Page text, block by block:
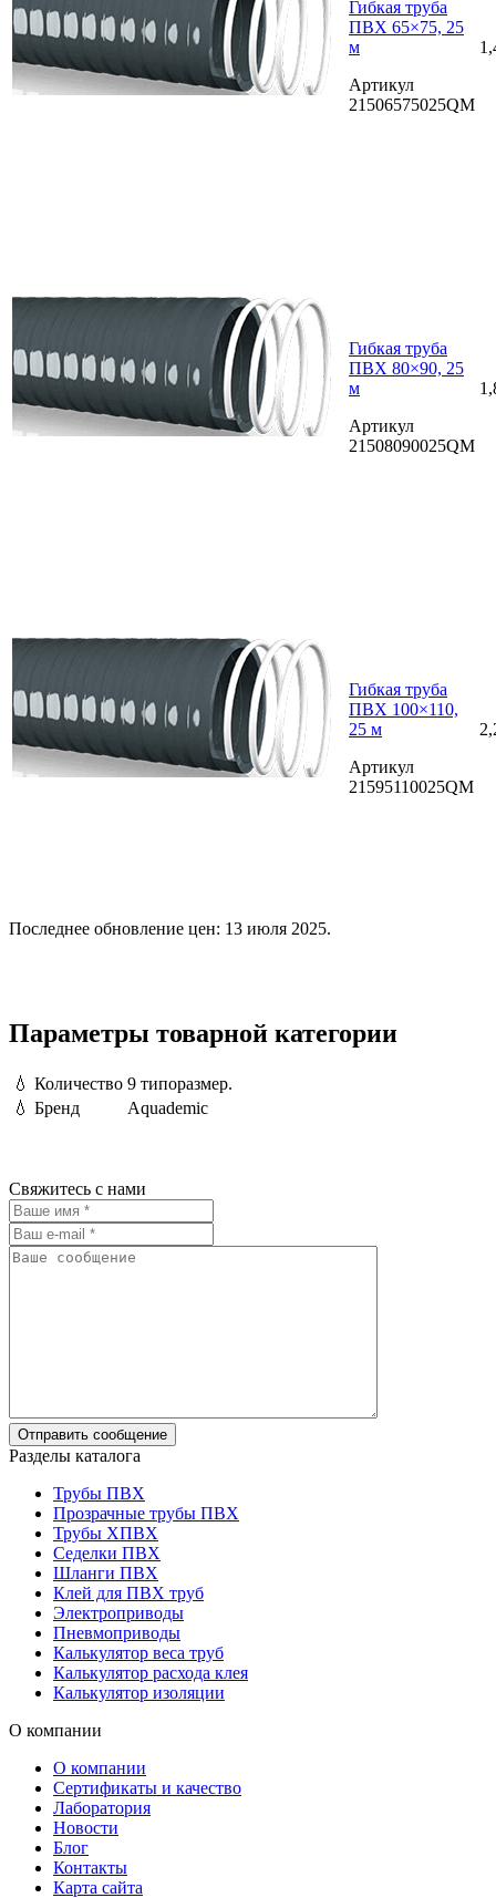
Гибкая труба
ПВХ 65×75, 25
м
Артикул
21506575025QM
Гибкая труба
ПВХ 80×90, 25
м
Артикул
21508090025QM
Гибкая труба
ПВХ 100×110,
25 м
Артикул
21595110025QM
Последнее обновление цен: 13 июля 2025.
Параметры товарной категории
💧 Количество 9 типоразмер.
💧 Бренд Aquademic
Свяжитесь с нами
Разделы каталога
Трубы ПВХ
Прозрачные трубы ПВХ
Трубы ХПВХ
Седелки ПВХ
Шланги ПВХ
Клей для ПВХ труб
Электроприводы
Пневмоприводы
Калькулятор веса труб
Калькулятор расхода клея
Калькулятор изоляции
О компании
О компании
Сертификаты и качество
Лаборатория
Новости
Блог
Контакты
Карта сайта